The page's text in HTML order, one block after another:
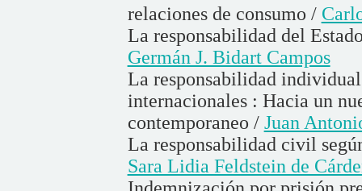
relaciones de consumo /
La responsabilidad del
Germán J. Bidart Campos
La responsabilidad
internacionales : Hacia un
contemporaneo / Juan
La responsabilidad civil
Sara Lidia Feldstein de